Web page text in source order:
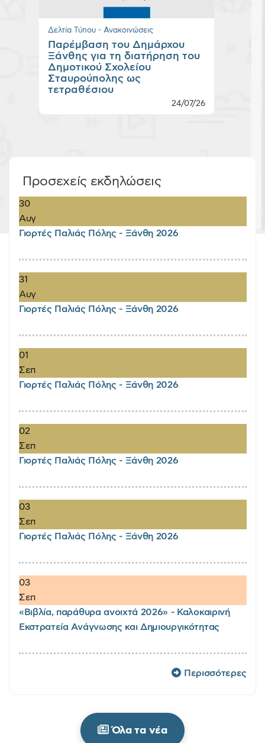
Δελτία Τύπου - Ανακοινώσεις
Παρέμβαση του Δημάρχου
Ξάνθης για τη διατήρηση του
Δημοτικού Σχολείου
Σταυρούπολης ως
τετραθέσιου
24/07/26
Προσεχείς εκδηλώσεις
30
Αυγ
Γιορτές Παλιάς Πόλης - Ξάνθη 2026
31
Αυγ
Γιορτές Παλιάς Πόλης - Ξάνθη 2026
01
Σεπ
Γιορτές Παλιάς Πόλης - Ξάνθη 2026
02
Σεπ
Γιορτές Παλιάς Πόλης - Ξάνθη 2026
03
Σεπ
Γιορτές Παλιάς Πόλης - Ξάνθη 2026
03
Σεπ
«Βιβλία, παράθυρα ανοιχτά 2026» - Καλοκαιρινή
Εκστρατεία Ανάγνωσης και Δημιουργικότητας
Περισσότερες
Όλα τα νέα